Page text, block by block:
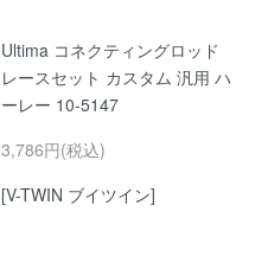
Ultima コネクティングロッド
レースセット カスタム 汎用 ハ
ーレー 10-5147
3,786円(税込)
[V-TWIN ブイツイン]